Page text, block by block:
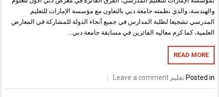
والهندسة، والذي نظمته جامعة دبي بالتعاون مع مؤسسة الإمارات للتعليم
المدرسي تشجيعا لطلبة المدارس في جميع أنحاء الدولة للمشاركة في المعارض
العلمية، كما كرم معاليه الفائزين في مسابقة جامعة دبي…
READ MORE
Posted in تعليم Leave a comment